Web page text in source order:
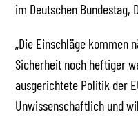
im Deutschen Bundestag,
„Die Einschläge kommen
Sicherheit noch heftiger
ausgerichtete Politik der
Unwissenschaftlich und